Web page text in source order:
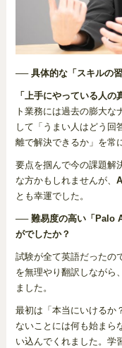
── 具体的な「スキルの
「上手にやっている人の
ト業務には過去の膨大
して「うまい人はどう回
離で解決できるか」を常
要点を掴んで今の課題解
な方かもしれませんが、
とも幸運でした。
── 難易度の高い「Palo
がでしたか？
試験が全て英語だったの
を無理やり翻訳しながら
ました。
最初は「本当にいけるか
ないことには何も始まら
い込んでくれました。学